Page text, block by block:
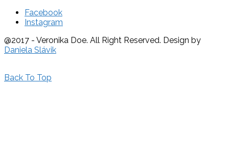
Facebook
Instagram
@2017 - Veronika Doe. All Right Reserved. Design by
Daniela Slávik
Back To Top